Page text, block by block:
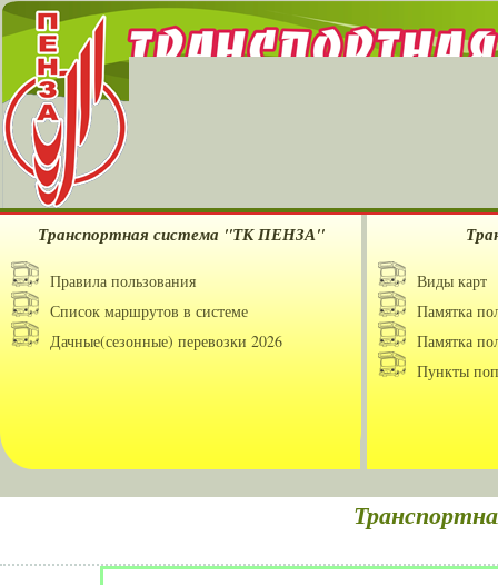
Транспортная система "ТК ПЕНЗА"
Правила пользования
Список маршрутов в системе
Дачные(сезонные) перевозки 2026
Виды карт
Памятка
Памятка
Пункты